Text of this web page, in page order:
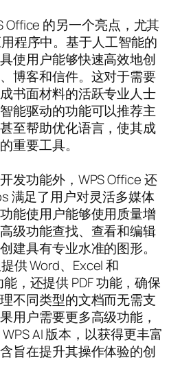
Office 的另一个亮点，尤其
程序中。基于人工智能的
使用户能够快速高效地创
博客和信件。这对于需要
书面材料的活跃专业人士
能驱动的功能可以推荐主
至帮助优化语言，使其成
重要工具。
发功能外，WPS Office 还
满足了用户对灵活多媒体
能使用户能够使用质量增
级功能查找、查看和编辑
建具有专业水准的图形。
供 Word、Excel 和
，还提供 PDF 功能，确保
不同类型的文档而无需支
用户需要更多高级功能，
AI 版本，以获得更丰富
旨在提升其操作体验的创